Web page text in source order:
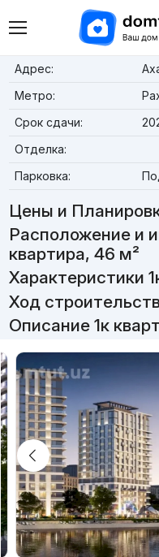
Адрес:
Метро:
Срок сдачи:
Отделка:
Парковка:
Цены и
Расположение и
квартира, 46 м²
Характеристики
Ход
Описание 1к